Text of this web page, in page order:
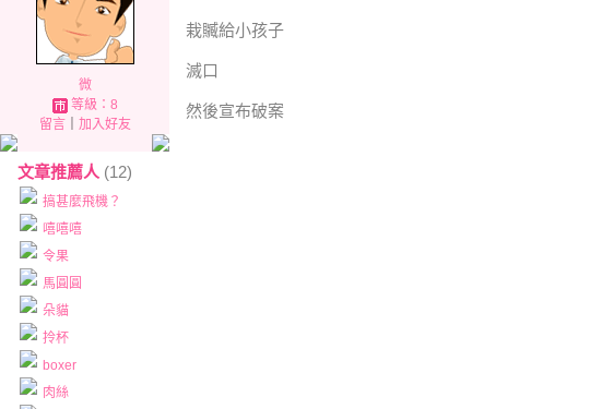
微
等級：8
留言｜ 加入好友
文章推薦人 (12)
搞甚麼飛機？
嘻嘻嘻
令果
馬圓圓
朵貓
拎杯
boxer
肉絲
栽贓給小孩子
滅口
然後宣布破案